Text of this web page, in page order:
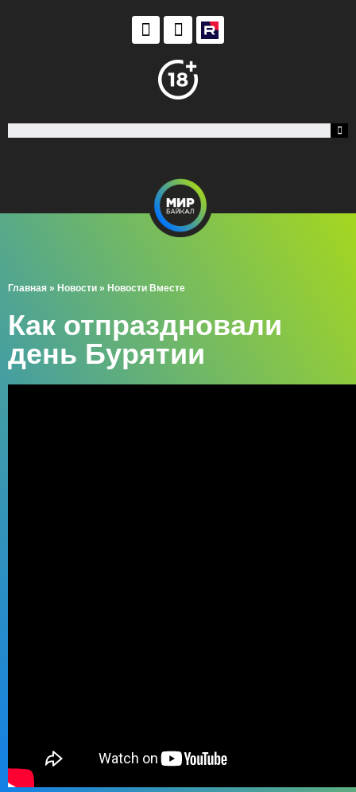
Главная » Новости » Новости Вместе
Как отпраздновали
день Бурятии